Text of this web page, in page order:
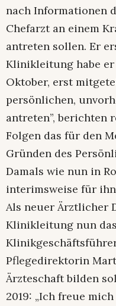
nach Informationen
Chefarzt an einem
antreten sollen. Er
Klinikleitung habe er
Oktober, erst
persönlichen,
antreten”, berichten
Folgen das für den
Gründen des
Damals wie nun in
interimsweise für
Als neuer Ärztlicher
Klinikleitung nun
Pflegedirektorin
Ärzteschaft bilden
2019: „Ich freue